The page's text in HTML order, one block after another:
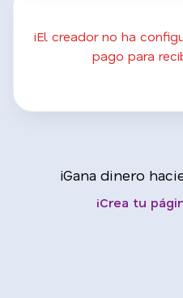
¡El creador no ha
pago para
¡Gana dinero
¡Crea tu